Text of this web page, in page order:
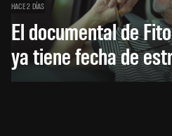
HACE 2 DÍAS
El documental de
ya tiene fecha de